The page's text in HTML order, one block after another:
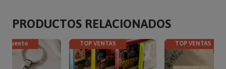
PRODUCTOS RELACIONADOS
TOP VENTAS TOP VENTAS